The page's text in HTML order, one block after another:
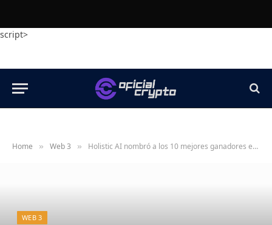
script>
Home » Web 3 » Holistic AI nombró a los 10 mejores ganadores en el hackathon Red Teaming Red de OpenAi.
WEB 3